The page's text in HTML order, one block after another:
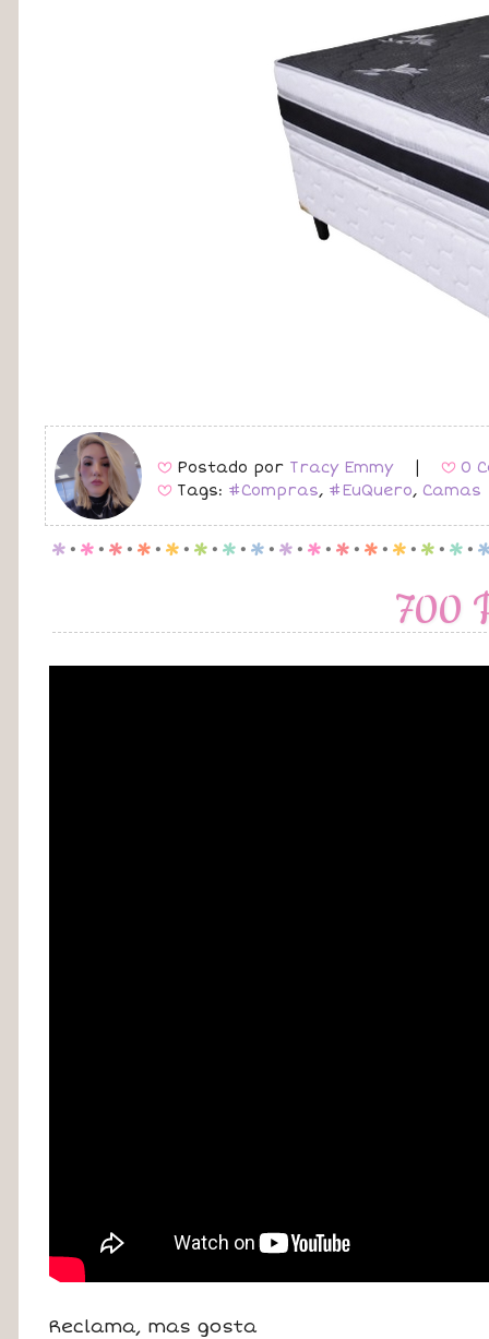
B Postado por Tracy Emmy B 0
B Tags: #Compras, #EuQuero, Camas
p . p . p . p . p . p . p . p . p . p . p . p . p . p . p .
700
Reclama, mas gosta